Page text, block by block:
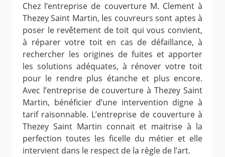
Chez l’entreprise de couverture M. Clement à
Thezey Saint Martin, les couvreurs sont aptes à
poser le revêtement de toit qui vous convient,
à réparer votre toit en cas de défaillance, à
rechercher les origines de fuites et apporter
les solutions adéquates, à rénover votre toit
pour le rendre plus étanche et plus encore.
Avec l’entreprise de couverture à Thezey Saint
Martin, bénéficier d’une intervention digne à
tarif raisonnable. L’entreprise de couverture à
Thezey Saint Martin connait et maitrise à la
perfection toutes les ficelle du métier et elle
intervient dans le respect de la règle de l’art.